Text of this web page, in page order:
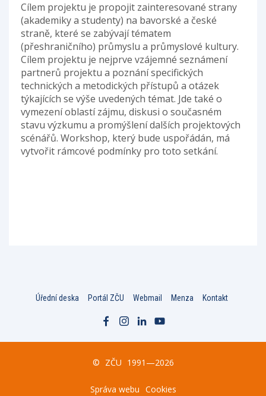
Cílem projektu je propojit zainteresované strany
(akademiky a studenty) na bavorské a české
straně, které se zabývají tématem
(přeshraničního) průmyslu a průmyslové kultury.
Cílem projektu je nejprve vzájemné seznámení
partnerů projektu a poznání specifických
technických a metodických přístupů a otázek
týkajících se výše uvedených témat. Jde také o
vymezení oblastí zájmu, diskusi o současném
stavu výzkumu a promýšlení dalších projektových
scénářů. Workshop, který bude uspořádán, má
vytvořit rámcové podmínky pro toto setkání.
Úřední deska Portál ZČU Webmail Menza Kontakt
© ZČU 1991—2026
Správa webu Cookies